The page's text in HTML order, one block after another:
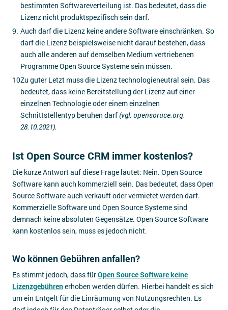
bestimmten Softwareverteilung ist. Das bedeutet, dass die
Lizenz nicht produktspezifisch sein darf.
Auch darf die Lizenz keine andere Software einschränken. So
darf die Lizenz beispielsweise nicht darauf bestehen, dass
auch alle anderen auf demselben Medium vertriebenen
Programme Open Source Systeme sein müssen.
Zu guter Letzt muss die Lizenz technologieneutral sein. Das
bedeutet, dass keine Bereitstellung der Lizenz auf einer
einzelnen Technologie oder einem einzelnen
Schnittstellentyp beruhen darf(vgl. opensoruce.org,
28.10.2021).
Ist Open Source CRM immer kostenlos?
Die kurze Antwort auf diese Frage lautet: Nein. Open Source
Software kann auch kommerziell sein. Das bedeutet, dass Open
Source Software auch verkauft oder vermietet werden darf.
Kommerzielle Software und Open Source Systeme sind
demnach keine absoluten Gegensätze. Open Source Software
kann kostenlos sein, muss es jedoch nicht.
Wo können Gebühren anfallen?
Es stimmt jedoch, dass fürOpen Source Software keine
Lizenzgebührenerhoben werden dürfen. Hierbei handelt es sich
um ein Entgelt für die Einräumung von Nutzungsrechten. Es